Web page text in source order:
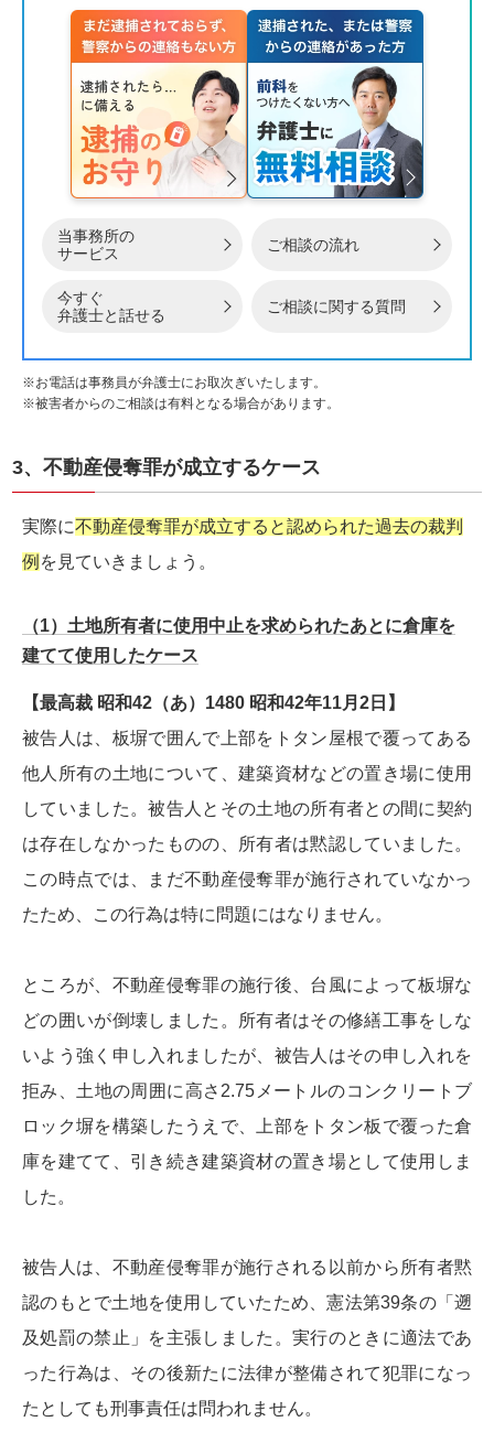
当事務所の
サービス
ご相談の流れ
今すぐ
弁護士と話せる
ご相談に関する質問
※お電話は事務員が弁護士にお取次ぎいたします。
※被害者からのご相談は有料となる場合があります。
3、不動産侵奪罪が成立するケース
実際に不動産侵奪罪が成立すると認められた過去の裁判
例 を見ていきましょう。
（1）土地所有者に使用中止を求められたあとに倉庫を
建てて使用したケース
【最高裁 昭和42（あ）1480 昭和42年11月2日】
被告人は、板塀で囲んで上部をトタン屋根で覆ってある
他人所有の土地について、建築資材などの置き場に使用
していました。被告人とその土地の所有者との間に契約
は存在しなかったものの、所有者は黙認していました。
この時点では、まだ不動産侵奪罪が施行されていなかっ
たため、この行為は特に問題にはなりません。
ところが、不動産侵奪罪の施行後、台風によって板塀な
どの囲いが倒壊しました。所有者はその修繕工事をしな
いよう強く申し入れましたが、被告人はその申し入れを
拒み、土地の周囲に高さ2.75メートルのコンクリートブ
ロック塀を構築したうえで、上部をトタン板で覆った倉
庫を建てて、引き続き建築資材の置き場として使用しま
した。
被告人は、不動産侵奪罪が施行される以前から所有者黙
認のもとで土地を使用していたため、憲法第39条の「遡
及処罰の禁止」を主張しました。実行のときに適法であ
った行為は、その後新たに法律が整備されて犯罪になっ
たとしても刑事責任は問われません。